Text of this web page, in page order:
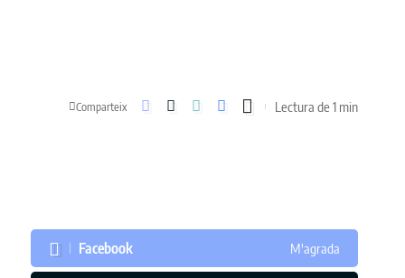
Comparteix Lectura de 1 min
Facebook M'agrada